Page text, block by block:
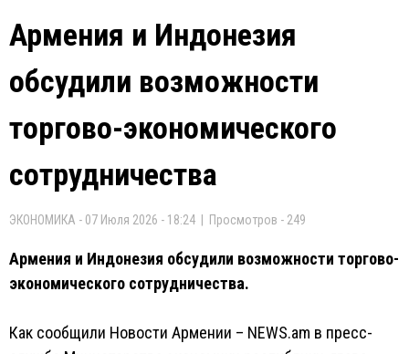
Армения и Индонезия
обсудили возможности
торгово-экономического
сотрудничества
ЭКОНОМИКА - 07 Июля 2026 - 18:24 | Просмотров - 249
Армения и Индонезия обсудили возможности торгово-
экономического сотрудничества.
Как сообщили Новости Армении – NEWS.am в пресс-